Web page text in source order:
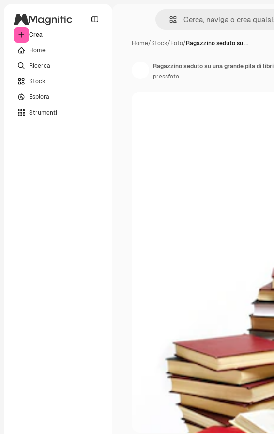
Crea
Home
Ricerca
Stock
Esplora
Strumenti
Home/Stock/Foto/Ragazzino seduto su …
Ragazzino seduto su una grande pila di libri
pressfoto